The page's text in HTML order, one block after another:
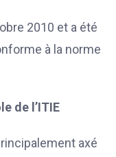
2010 et a été
à la norme
de l’ITIE
axé